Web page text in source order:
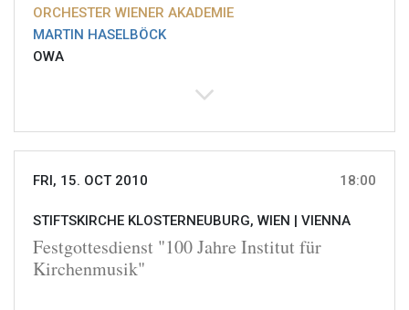
ORCHESTER WIENER AKADEMIE
MARTIN HASELBÖCK
OWA
FRI, 15. OCT 2010 18:00
STIFTSKIRCHE KLOSTERNEUBURG, WIEN | VIENNA
Festgottesdienst "100 Jahre Institut für
Kirchenmusik"